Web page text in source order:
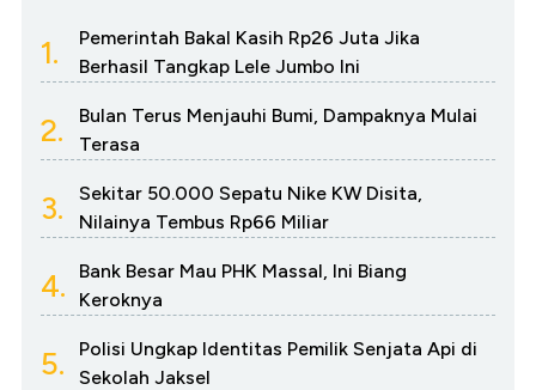
1.
Pemerintah Bakal Kasih Rp26 Juta Jika
Berhasil Tangkap Lele Jumbo Ini
2.
Bulan Terus Menjauhi Bumi, Dampaknya Mulai
Terasa
3.
Sekitar 50.000 Sepatu Nike KW Disita,
Nilainya Tembus Rp66 Miliar
4.
Bank Besar Mau PHK Massal, Ini Biang
Keroknya
5.
Polisi Ungkap Identitas Pemilik Senjata Api di
Sekolah Jaksel